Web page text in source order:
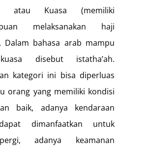
atau Kuasa (memiliki
melaksanakan haji
Dalam bahasa arab mampu
disebut istatha’ah.
kategori ini bisa diperluas
orang yang memiliki kondisi
baik, adanya kendaraan
dimanfaatkan untuk
pergi, adanya keamanan